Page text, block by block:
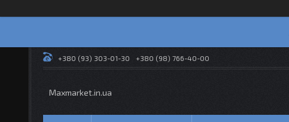
+380 (93) 303-01-30 +380 (98) 766-40-00
Maxmarket.in.ua